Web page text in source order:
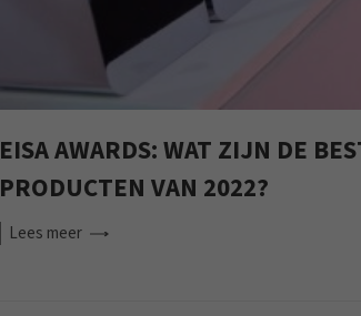
EISA AWARDS: WAT ZIJN DE
PRODUCTEN VAN 2022?
Lees meer